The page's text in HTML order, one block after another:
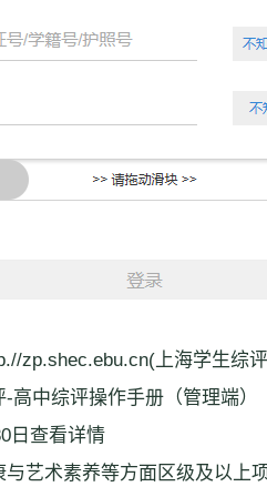
zp.shec.ebu.cn(上海学生综
高中综评操作手册（管理端）
日查看详情
与艺术素养等方面区级及以上